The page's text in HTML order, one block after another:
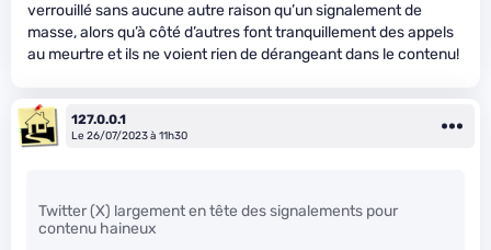
verrouillé sans aucune autre raison qu’un signalement de
masse, alors qu’à côté d’autres font tranquillement des appels
au meurtre et ils ne voient rien de dérangeant dans le contenu!
127.0.0.1
Le 26/07/2023 à 11h30
Twitter (X) largement en tête des signalements pour
contenu haineux